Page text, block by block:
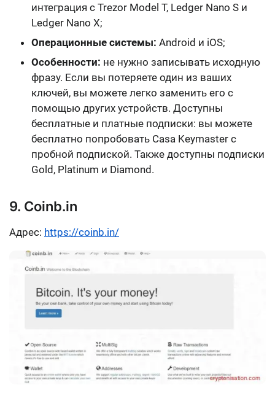
интеграция с Trezor Model T, Ledger Nano S и
Ledger Nano X;
Операционные системы: Android и iOS;
Особенности: не нужно записывать исходную
фразу. Если вы потеряете один из ваших
ключей, вы можете легко заменить его с
помощью других устройств. Доступны
бесплатные и платные подписки: вы можете
бесплатно попробовать Casa Keymaster с
пробной подпиской. Также доступны подписки
Gold, Platinum и Diamond.
9. Coinb.in
Адрес: https://coinb.in/